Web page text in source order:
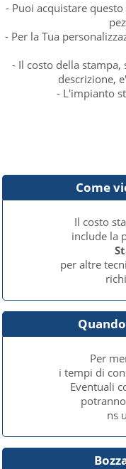
- Puoi acquistare
- Per la Tua
- Il costo della stampa,
descrizione,
- L'impianto
Come
Il costo
include la
per altre
Per
i tempi di
Eventuali
ns